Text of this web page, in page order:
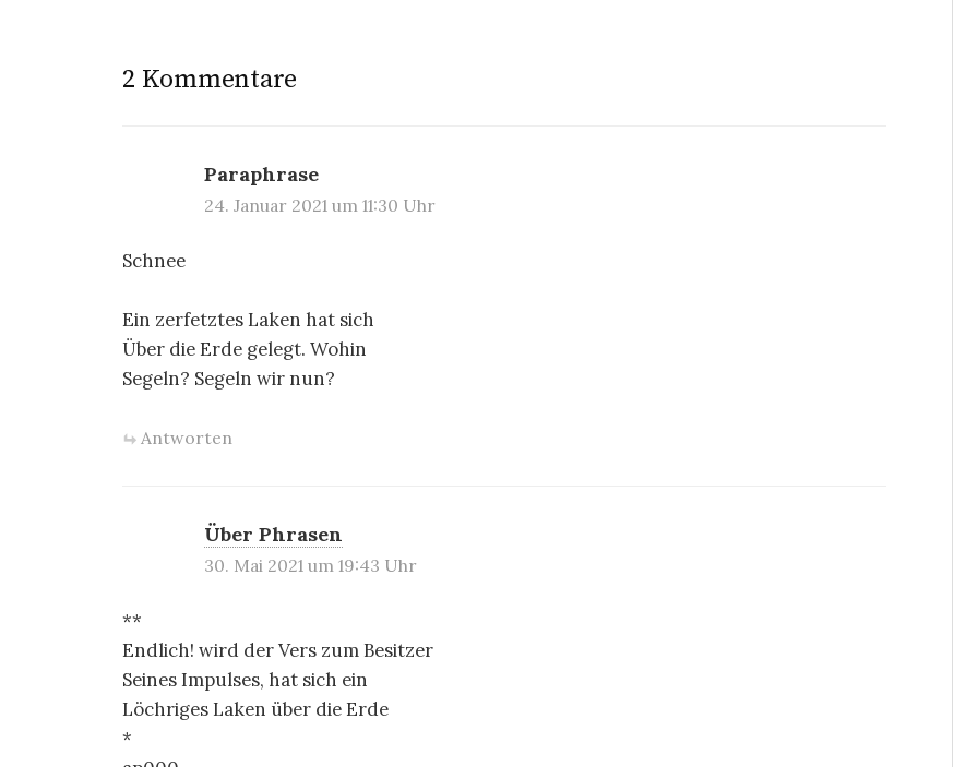
2 Kommentare
Paraphrase
24. Januar 2021 um 11:30 Uhr
Schnee
Ein zerfetztes Laken hat sich
Über die Erde gelegt. Wohin
Segeln? Segeln wir nun?
Antworten
Über Phrasen
30. Mai 2021 um 19:43 Uhr
**
Endlich! wird der Vers zum Besitzer
Seines Impulses, hat sich ein
Löchriges Laken über die Erde
*